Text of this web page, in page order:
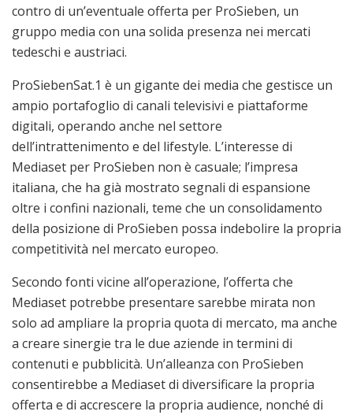
contro di un’eventuale offerta per ProSieben, un
gruppo media con una solida presenza nei mercati
tedeschi e austriaci.
ProSiebenSat.1 è un gigante dei media che gestisce un
ampio portafoglio di canali televisivi e piattaforme
digitali, operando anche nel settore
dell’intrattenimento e del lifestyle. L’interesse di
Mediaset per ProSieben non è casuale; l’impresa
italiana, che ha già mostrato segnali di espansione
oltre i confini nazionali, teme che un consolidamento
della posizione di ProSieben possa indebolire la propria
competitività nel mercato europeo.
Secondo fonti vicine all’operazione, l’offerta che
Mediaset potrebbe presentare sarebbe mirata non
solo ad ampliare la propria quota di mercato, ma anche
a creare sinergie tra le due aziende in termini di
contenuti e pubblicità. Un’alleanza con ProSieben
consentirebbe a Mediaset di diversificare la propria
offerta e di accrescere la propria audience, nonché di